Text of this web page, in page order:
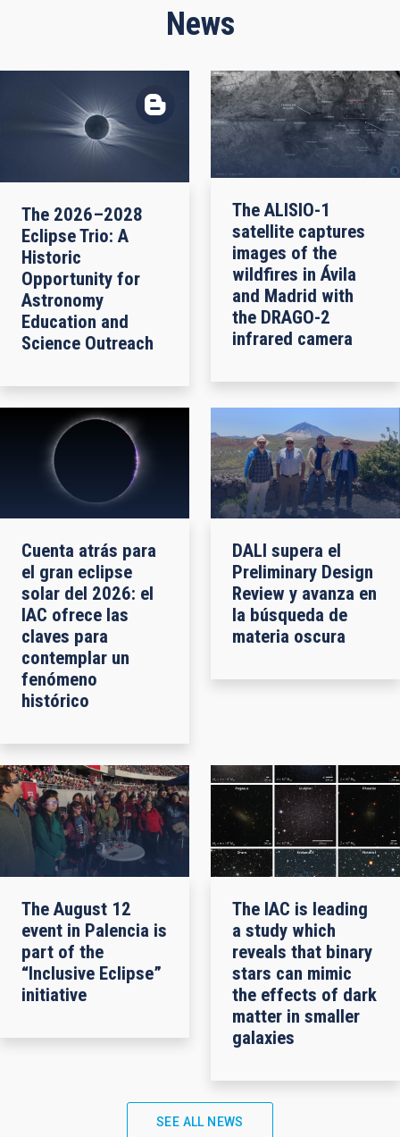
News
The 2026–2028
Eclipse Trio: A
Historic
Opportunity for
Astronomy
Education and
Science Outreach
The ALISIO-1
satellite captures
images of the
wildfires in Ávila
and Madrid with
the DRAGO-2
infrared camera
Cuenta atrás para
el gran eclipse
solar del 2026: el
IAC ofrece las
claves para
contemplar un
fenómeno
histórico
DALI supera el
Preliminary Design
Review y avanza en
la búsqueda de
materia oscura
The August 12
event in Palencia is
part of the
“Inclusive Eclipse”
initiative
The IAC is leading
a study which
reveals that binary
stars can mimic
the effects of dark
matter in smaller
galaxies
SEE ALL NEWS